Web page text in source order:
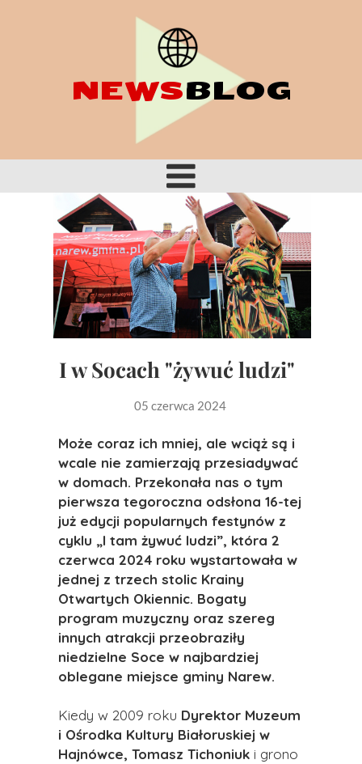
NEWSBLOG
I w Socach "żywuć ludzi"
05 czerwca 2024
Może coraz ich mniej, ale wciąż są i
wcale nie zamierzają przesiadywać
w domach. Przekonała nas o tym
pierwsza tegoroczna odsłona 16-tej
już edycji popularnych festynów z
cyklu „I tam żywuć ludzi”, która 2
czerwca 2024 roku wystartowała w
jednej z trzech stolic Krainy
Otwartych Okiennic. Bogaty
program muzyczny oraz szereg
innych atrakcji przeobraziły
niedzielne Soce w najbardziej
oblegane miejsce gminy Narew.
Kiedy w 2009 roku Dyrektor Muzeum
i Ośrodka Kultury Białoruskiej w
Hajnówce, Tomasz Tichoniuk i grono